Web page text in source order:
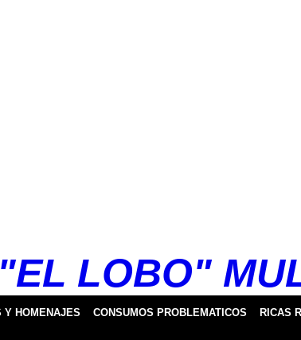
"EL LOBO"
Y HOMENAJES CONSUMOS PROBLEMATICOS RICAS